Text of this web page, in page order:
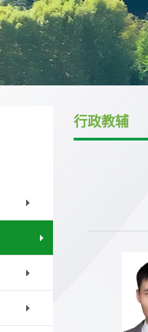
行政教辅